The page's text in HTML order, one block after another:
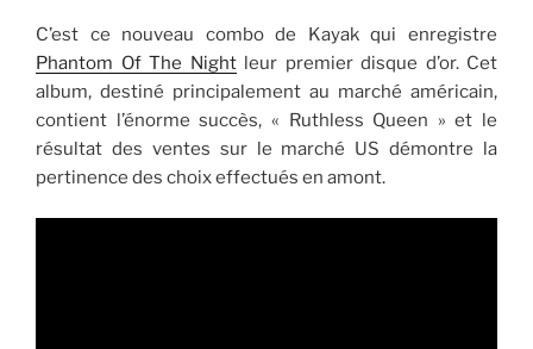
C’est ce nouveau combo de Kayak qui enregistre
Phantom Of The Nightleur premier disque d’or. Cet
album, destiné principalement au marché américain,
contient l’énorme succès, « Ruthless Queen » et le
résultat des ventes sur le marché US démontre la
pertinence des choix effectués en amont.